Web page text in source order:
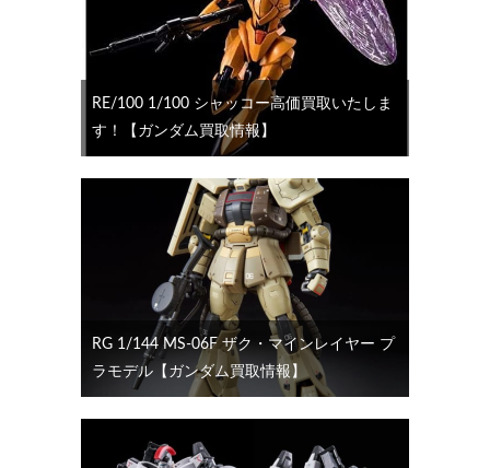
RE/100 1/100 シャッコー高価買取いたしま
す！【ガンダム買取情報】
RG 1/144 MS-06F ザク・マインレイヤー プ
ラモデル【ガンダム買取情報】